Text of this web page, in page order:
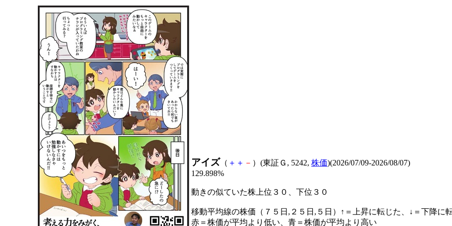
アイズ （ ＋ ＋ － ）(東証Ｇ, 5242, 株価)(2026/07/09-2026/08/07)
129.898%
動きの似ていた株上位３０、下位３０
移動平均線の株価（７５日,２５日,５日）↑＝上昇に転じた、↓＝下降に
赤＝株価が平均より低い、青＝株価が平均より高い